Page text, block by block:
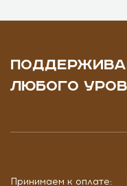
ЛЮБОГО
Принимаем к оплате: